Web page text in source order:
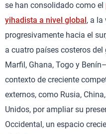
se han consolidado como el
yihadista a nivel global, a la
progresivamente hacia el
a cuatro países costeros
Marfil, Ghana, Togo y
contexto de creciente
externos, como Rusia,
Unidos, por ampliar su
Occidental, un espacio